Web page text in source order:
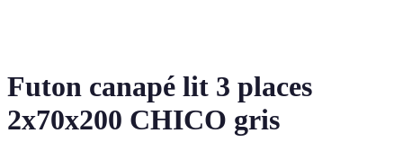
Futon canapé lit 3 places
2x70x200 CHICO gris